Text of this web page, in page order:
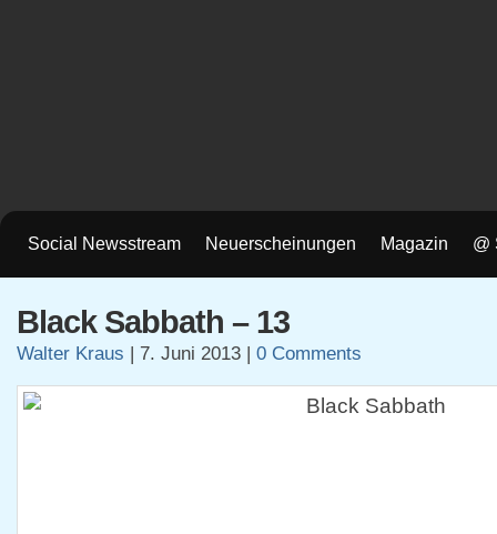
Social Newsstream Neuerscheinungen Magazin @
Black Sabbath – 13
Walter Kraus | 7. Juni 2013 | 0 Comments